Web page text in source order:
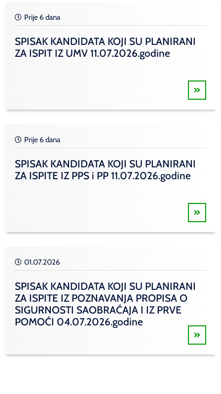
Prije 6 dana
SPISAK KANDIDATA KOJI SU PLANIRANI
ZA ISPIT IZ UMV 11.07.2026.godine
Prije 6 dana
SPISAK KANDIDATA KOJI SU PLANIRANI
ZA ISPITE IZ PPS i PP 11.07.2026.godine
01.07.2026
SPISAK KANDIDATA KOJI SU PLANIRANI
ZA ISPITE IZ POZNAVANJA PROPISA O
SIGURNOSTI SAOBRAĆAJA I IZ PRVE
POMOĆI 04.07.2026.godine